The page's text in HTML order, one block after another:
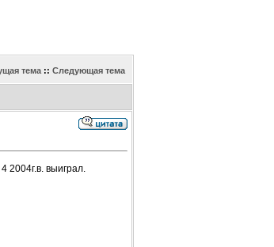
тема:: Следующая тема
2004г.в. выиграл.